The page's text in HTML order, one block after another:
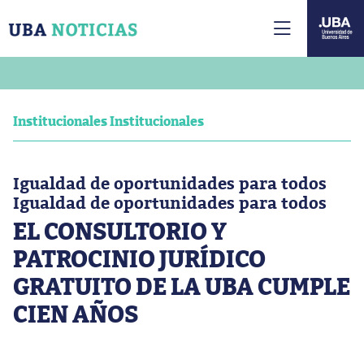
Institucionales Institucionales
Igualdad de oportunidades para todos
Igualdad de oportunidades para todos
EL CONSULTORIO Y
PATROCINIO JURÍDICO
GRATUITO DE LA UBA CUMPLE
CIEN AÑOS